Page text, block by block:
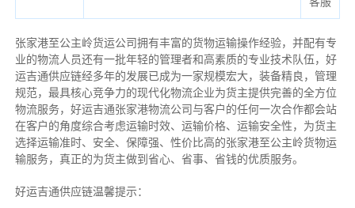
张家港至公主岭货运公司拥有丰富的货物运输操作经验，并配有专
业的物流人员还有一批年轻的管理者和高素质的专业技术队伍，好
运吉通供应链经多年的发展已成为一家规模宏大，装备精良，管理
规范，最具核心竞争力的现代化物流企业为货主提供完善的全方位
物流服务，好运吉通张家港物流公司与客户的任何一次合作都会站
在客户的角度综合考虑运输时效、运输价格、运输安全性，为货主
选择运输准时、安全、保障强、性价比高的张家港至公主岭货物运
输服务，真正的为货主做到省心、省事、省钱的优质服务。
好运吉通供应链温馨提示：